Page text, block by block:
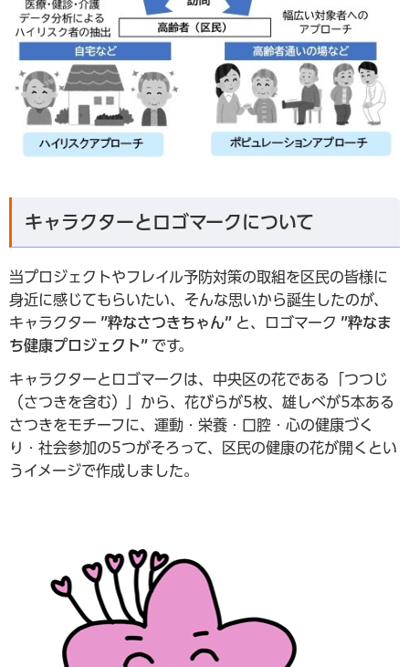
キャラクターとロゴマークについて
当プロジェクトやフレイル予防対策の取組を区民の皆様に
身近に感じてもらいたい、そんな思いから誕生したのが、
キャラクター ”粋なさつきちゃん” と、ロゴマーク ”粋なま
ち健康プロジェクト” です。
キャラクターとロゴマークは、中央区の花である「つつじ
（さつきを含む）」から、花びらが5枚、雄しべが5本ある
さつきをモチーフに、運動・栄養・口腔・心の健康づく
り・社会参加の5つがそろって、区民の健康の花が開くとい
うイメージで作成しました。